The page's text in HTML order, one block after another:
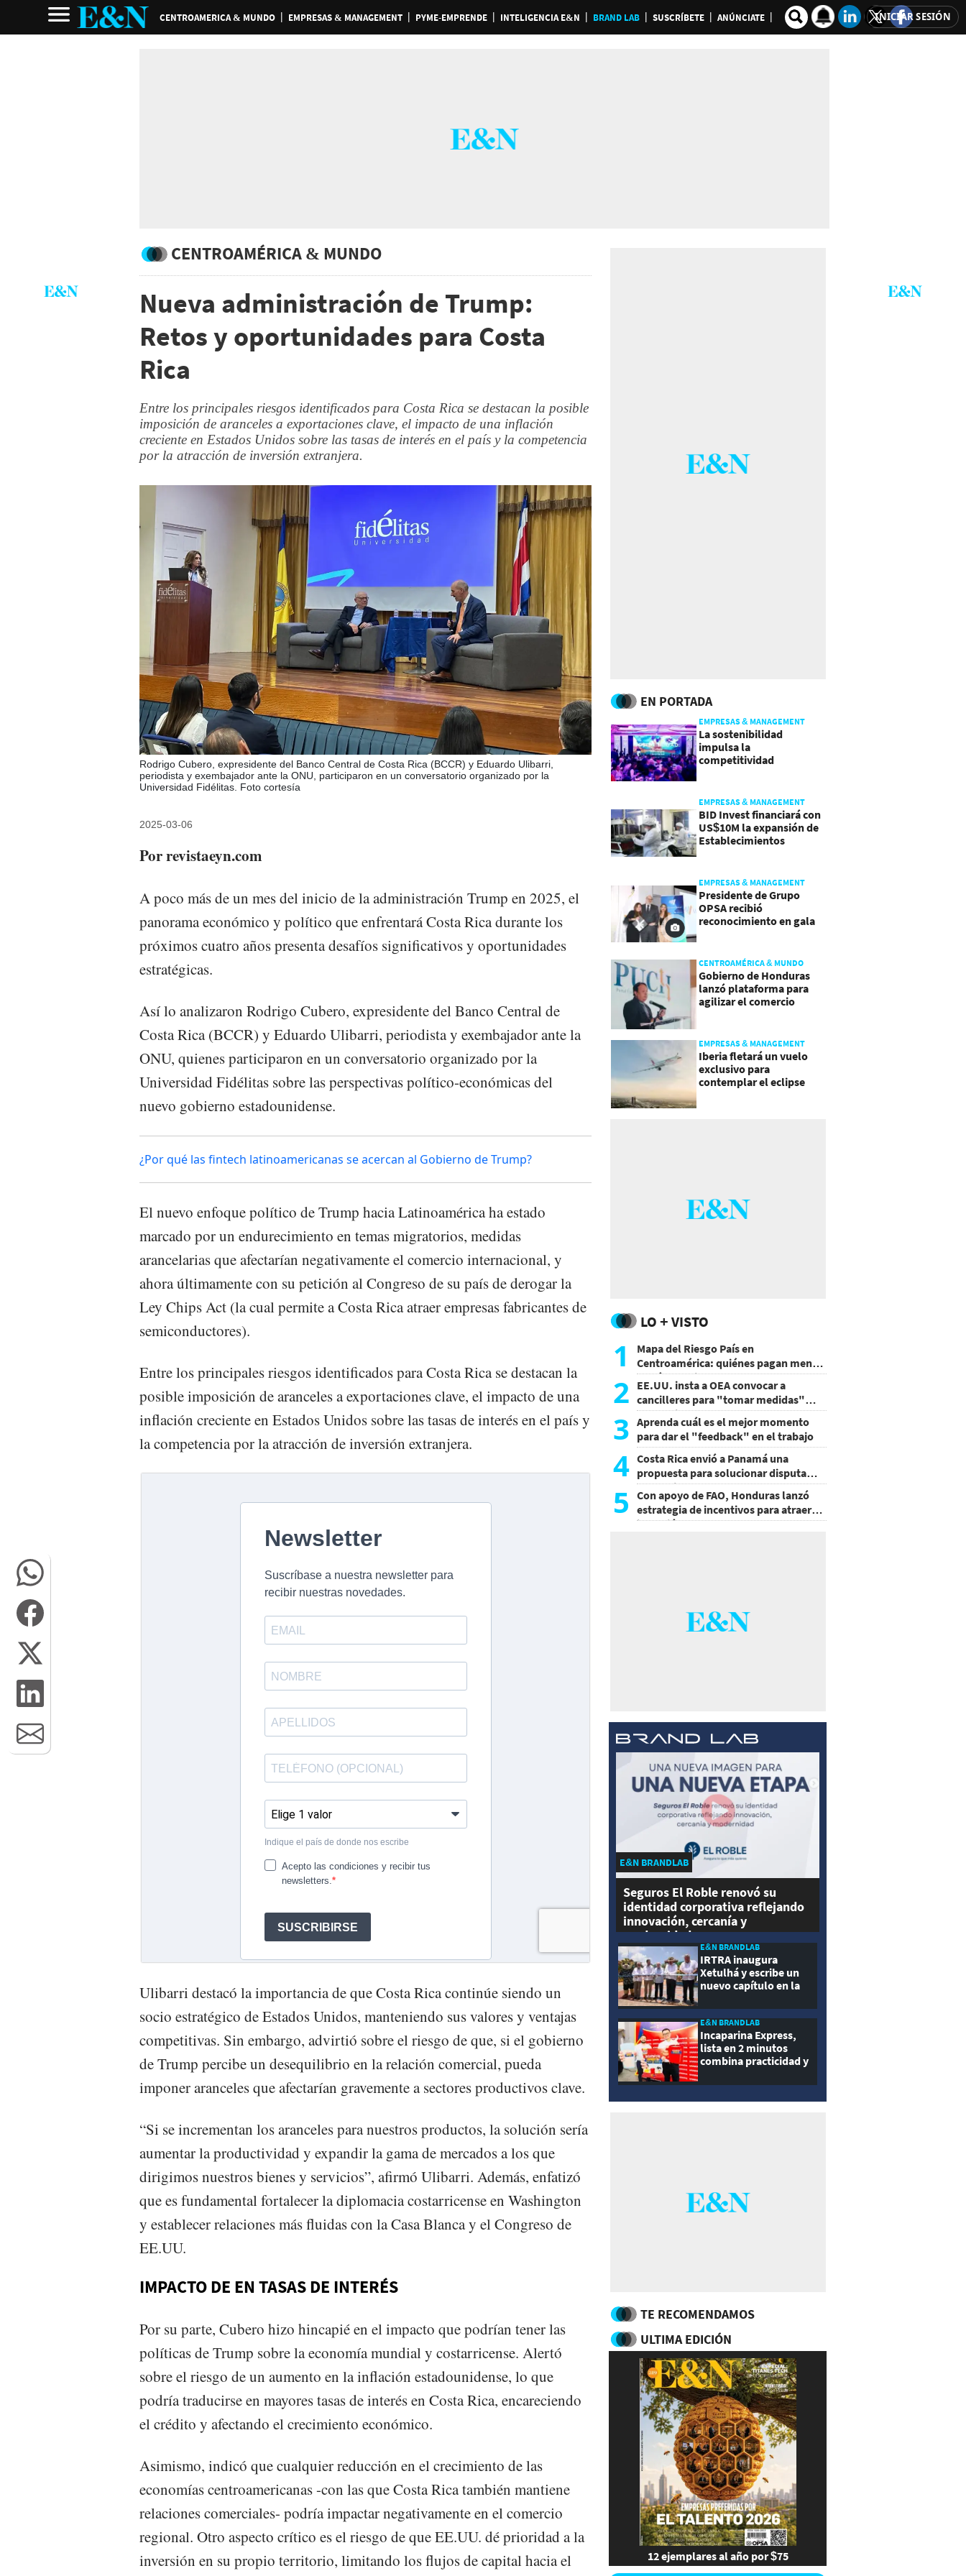
CENTROAMERICA & MUNDO EMPRESAS & MANAGEMENT PYME-EMPRENDE INTELIGENCIA E&N BRAND LAB SUSCRÍBETE ANÚNCIATE INICIAR SESIÓN
CENTROAMÉRICA & MUNDO
Nueva administración de Trump:
Retos y oportunidades para Costa
Rica
Entre los principales riesgos identificados para Costa Rica se destacan la posible
imposición de aranceles a exportaciones clave, el impacto de una inflación
creciente en Estados Unidos sobre las tasas de interés en el país y la competencia
por la atracción de inversión extranjera.
Rodrigo Cubero, expresidente del Banco Central de Costa Rica (BCCR) y Eduardo Ulibarri,
periodista y exembajador ante la ONU, participaron en un conversatorio organizado por la
Universidad Fidélitas. Foto cortesía
2025-03-06
Por revistaeyn.com
A poco más de un mes del inicio de la administración Trump en 2025, el
panorama económico y político que enfrentará Costa Rica durante los
próximos cuatro años presenta desafíos significativos y oportunidades
estratégicas.
Así lo analizaron Rodrigo Cubero, expresidente del Banco Central de
Costa Rica (BCCR) y Eduardo Ulibarri, periodista y exembajador ante la
ONU, quienes participaron en un conversatorio organizado por la
Universidad Fidélitas sobre las perspectivas político-económicas del
nuevo gobierno estadounidense.
¿Por qué las fintech latinoamericanas se acercan al Gobierno de Trump?
El nuevo enfoque político de Trump hacia Latinoamérica ha estado
marcado por un endurecimiento en temas migratorios, medidas
arancelarias que afectarían negativamente el comercio internacional, y
ahora últimamente con su petición al Congreso de su país de derogar la
Ley Chips Act (la cual permite a Costa Rica atraer empresas fabricantes de
semiconductores).
Entre los principales riesgos identificados para Costa Rica se destacan la
posible imposición de aranceles a exportaciones clave, el impacto de una
inflación creciente en Estados Unidos sobre las tasas de interés en el país y
la competencia por la atracción de inversión extranjera.
Ulibarri destacó la importancia de que Costa Rica continúe siendo un
socio estratégico de Estados Unidos, manteniendo sus valores y ventajas
competitivas. Sin embargo, advirtió sobre el riesgo de que, si el gobierno
de Trump percibe un desequilibrio en la relación comercial, pueda
imponer aranceles que afectarían gravemente a sectores productivos clave.
“Si se incrementan los aranceles para nuestros productos, la solución sería
aumentar la productividad y expandir la gama de mercados a los que
dirigimos nuestros bienes y servicios”, afirmó Ulibarri. Además, enfatizó
que es fundamental fortalecer la diplomacia costarricense en Washington
y establecer relaciones más fluidas con la Casa Blanca y el Congreso de
EE.UU.
IMPACTO DE EN TASAS DE INTERÉS
Por su parte, Cubero hizo hincapié en el impacto que podrían tener las
políticas de Trump sobre la economía mundial y costarricense. Alertó
sobre el riesgo de un aumento en la inflación estadounidense, lo que
podría traducirse en mayores tasas de interés en Costa Rica, encareciendo
el crédito y afectando el crecimiento económico.
Asimismo, indicó que cualquier reducción en el crecimiento de las
economías centroamericanas -con las que Costa Rica también mantiene
relaciones comerciales- podría impactar negativamente en el comercio
regional. Otro aspecto crítico es el riesgo de que EE.UU. dé prioridad a la
inversión en su propio territorio, limitando los flujos de capital hacia el
EN PORTADA
EMPRESAS & MANAGEMENT
La sostenibilidad
impulsa la
competitividad
EMPRESAS & MANAGEMENT
BID Invest financiará con
US$10M la expansión de
Establecimientos
EMPRESAS & MANAGEMENT
Presidente de Grupo
OPSA recibió
reconocimiento en gala
CENTROAMÉRICA & MUNDO
Gobierno de Honduras
lanzó plataforma para
agilizar el comercio
EMPRESAS & MANAGEMENT
Iberia fletará un vuelo
exclusivo para
contemplar el eclipse
LO + VISTO
1
Mapa del Riesgo País en
Centroamérica: quiénes pagan menos
y cuáles mejoraron
2 EE.UU. insta a OEA convocar a
cancilleres para "tomar medidas"
sobre Nicaragua
3 Aprenda cuál es el mejor momento
para dar el "feedback" en el trabajo
4 Costa Rica envió a Panamá una
propuesta para solucionar disputa
comercial
5
Con apoyo de FAO, Honduras lanzó
estrategia de incentivos para atraer
inversión al agro
E&N BRANDLAB
Seguros El Roble renovó su
identidad corporativa reflejando
innovación, cercanía y
modernidad
E&N BRANDLAB
IRTRA inaugura
Xetulhá y escribe un
nuevo capítulo en la
recreación de
Guatemala
E&N BRANDLAB
Incaparina Express,
lista en 2 minutos
combina practicidad y
TE RECOMENDAMOS
ULTIMA EDICIÓN
12 ejemplares al año por $75